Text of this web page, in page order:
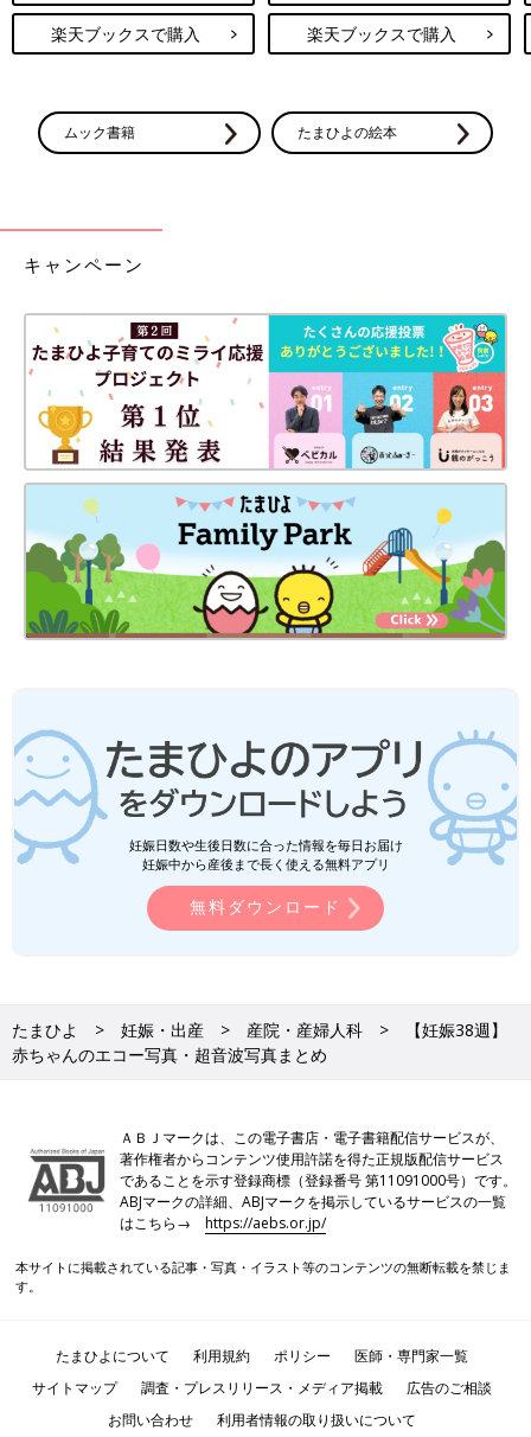
楽天ブックスで購入 楽天ブックスで購入
ムック書籍 たまひよの絵本
キャンペーン
妊娠日数や生後日数に合った情報を毎日お届け
妊娠中から産後まで長く使える無料アプリ
無料ダウンロード
たまひよ 妊娠・出産 産院・産婦人科
【妊娠38週】
赤ちゃんのエコー写真・超音波写真まとめ
ＡＢＪマークは、この電子書店・電子書籍配信サービスが、
著作権者からコンテンツ使用許諾を得た正規版配信サービス
であることを示す登録商標（登録番号 第11091000号）です。
ABJマークの詳細、ABJマークを掲示しているサービスの一覧
はこちら→https://aebs.or.jp/
本サイトに掲載されている記事・写真・イラスト等のコンテンツの無断転載を禁じま
す。
たまひよについて 利用規約 ポリシー
医師・専門家一覧
サイトマップ
調査・プレスリリース・メディア掲載
広告のご相談
お問い合わせ
利用者情報の取り扱いについて